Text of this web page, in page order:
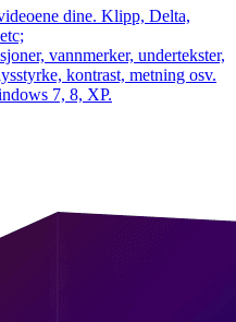
dine. Klipp, Delta,
vannmerker, undertekster,
kontrast, metning osv.
7, 8, XP.